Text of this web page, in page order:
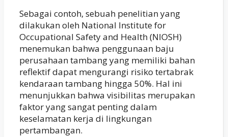
Sebagai contoh, sebuah penelitian yang
dilakukan oleh National Institute for
Occupational Safety and Health (NIOSH)
menemukan bahwa penggunaan baju
perusahaan tambang yang memiliki bahan
reflektif dapat mengurangi risiko tertabrak
kendaraan tambang hingga 50%. Hal ini
menunjukkan bahwa visibilitas merupakan
faktor yang sangat penting dalam
keselamatan kerja di lingkungan
pertambangan.